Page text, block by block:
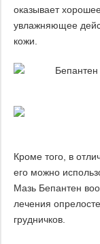
оказывает
увлажняющее
кожи.
Кроме того, в
его можно
Мазь Бепантен
лечения
грудничков.